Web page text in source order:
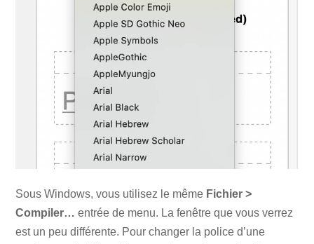
Sous Windows, vous utilisez le même Fichier >
Compiler… entrée de menu. La fenêtre que vous verrez
est un peu différente. Pour changer la police d’une